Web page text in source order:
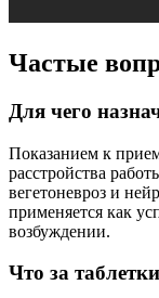
Частые
Для чего
Показанием к
расстройства
вегетоневроз и
применяется как
возбуждении.
Что за